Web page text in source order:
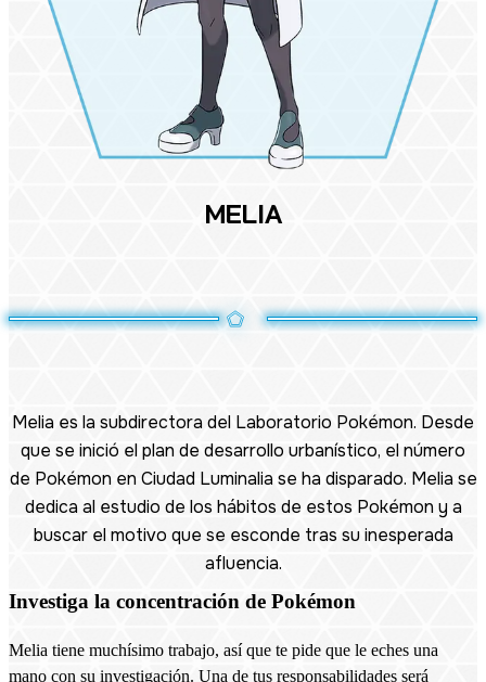
MELIA
Melia es la subdirectora del Laboratorio Pokémon. Desde
que se inició el plan de desarrollo urbanístico, el número
de Pokémon en Ciudad Luminalia se ha disparado. Melia se
dedica al estudio de los hábitos de estos Pokémon y a
buscar el motivo que se esconde tras su inesperada
afluencia.
Investiga la concentración de Pokémon
Melia tiene muchísimo trabajo, así que te pide que le eches una
mano con su investigación. Una de tus responsabilidades será